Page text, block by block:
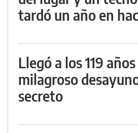
tardó un año en
Llegó a los 119
milagroso
secreto